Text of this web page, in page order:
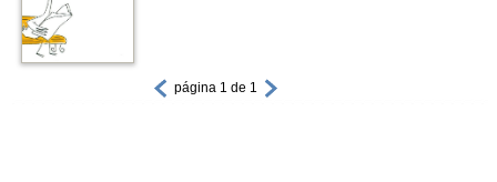
página 1 de 1